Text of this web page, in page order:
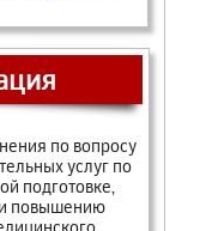
по вопросу
услуг по
подготовке,
и повышению